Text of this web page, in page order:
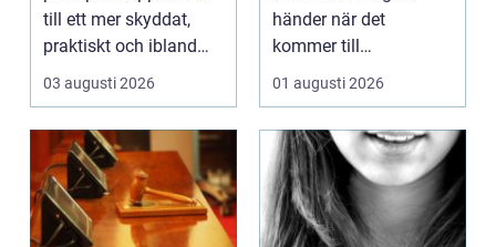
till ett mer skyddat,
praktiskt och ibland
också mer br...
03 augusti 2026
händer när det
kommer till
hemförbättr...
01 augusti 2026